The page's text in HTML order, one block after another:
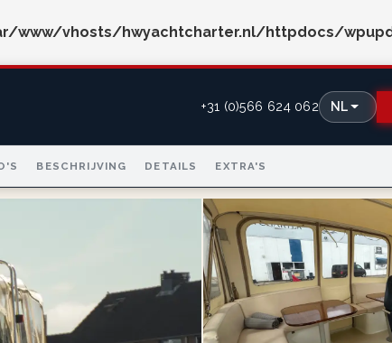
www/vhosts/hwyachtcharter.nl/httpdocs/
+31 (0)566 624 062 NL
BESCHRIJVING DETAILS EXTRA'S